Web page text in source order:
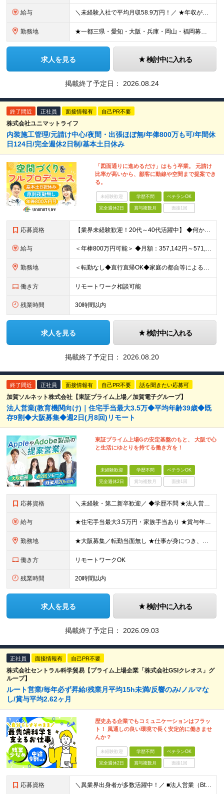
給与 ＼未経験入社で平均月収58.9万円！／ ★年収が前職の2倍以上になった人も多数 ★ほぼ全員が単月で15万円～100万円分のインセンティブを獲得！ ★入社祝い金あり 月給30万円～40万円＋インセンテ
勤務地 ★一都三県・愛知・大阪・兵庫・岡山・福岡募集 ★埼玉8月末オープン！ ★千葉・広島オープン予定 ■東京 ・渋谷区道玄坂1-12-1 ・新宿区西新宿1-20-3 ・豊島区南池袋1-16-15 ・品川区
求人を見る 検討中に入れる
掲載終了予定日： 2026.08.24
終了間近 正社員 面接情報有 自己PR不要
株式会社ユニマットライフ
内装施工管理/元請け中心/夜間・出張ほぼ無/年俸800万も可/年間休
日124日/完全週休2日制/基本土日休み
「図面通りに進めるだけ」はもう卒業。 元請け
比率が高いから、顧客に動線や空間まで提案でき
る。
未経験歓迎 学歴不問 ベテランOK
完全週休2日 賞与複数月 面接1回
応募資格 【業界未経験歓迎！20代～40代活躍中】 ◆何かしらの施工管理経験をお持ちの方（施工の規模や年数は不問） ※工務店での経験も大歓迎です！ ※学歴不問 ～このような方にオススメです～ ・ゼロベースで空
給与 ＜年棒800万円可能＞ ◆月額：357,142円～571,428円（14分割）（一律手当を含む） ◆年俸制：500万円～800万円 ※年俸額の1/14を毎月支給（残りの2/14は6・12月に賞与支給
勤務地 ＜転勤なし◆直行直帰OK◆家庭の都合等によるリモートワークも相談可＞ 【勤務先】 ※下記いずれかの配属となります ※希望する勤務地への配属いたします ■本社 東京都港区南青山2-12-14 ユニマ
働き方 リモートワーク相談可能
残業時間 30時間以内
求人を見る 検討中に入れる
掲載終了予定日： 2026.08.20
終了間近 正社員 面接情報有 自己PR不要 話を聞きたい応募可
加賀ソルネット株式会社【東証プライム上場／加賀電子グループ】
法人営業(教育機関向け)｜住宅手当最大3.5万◆平均年齢39歳◆既
存9割◆大阪募集◆週2日(月8回)リモート
東証プライム上場Gの安定基盤のもと、 大阪で心
と生活にゆとりを持てる働き方を！
未経験歓迎 学歴不問 ベテランOK
完全週休2日 賞与複数月 面接1回
応募資格 ＼未経験・第二新卒歓迎／ ◆学歴不問 ★法人営業未経験、IT業界未経験の方が多数活躍しています！ 「安定した環境で長く働きたい」 「過度なノルマから解放されたい」 「プライベートの時間も大切にしたい
給与 ★住宅手当最大3.5万円・家族手当あり ★賞与年2回（業績次第では決算賞与支給あり） 【想定年収400万円～】 ◆月給245,500円～347,200円（一律手当を含む）＋各種手当＋賞与年2回（業績
勤務地 ★大阪募集／転勤当面無し ★仕事が身につき、任せられるようになったタイミングからテレワーク業務も可能！ ★直行直帰OK・帰社義務なし 大阪営業所：大阪府大阪市中央区南船場2-2-6 加賀ビル5F
働き方 リモートワークOK
残業時間 20時間以内
求人を見る 検討中に入れる
掲載終了予定日： 2026.09.03
正社員 面接情報有 自己PR不要
株式会社セントラル科学貿易【プライム上場企業「株式会社GSIクレオス」グ
ループ】
ルート営業/毎年必ず昇給/残業月平均15h未満/反響のみ/ノルマな
し/賞与平均2.62ヶ月
歴史ある企業でもコミュニケーションはフラッ
ト！ 風通しの良い環境で長く安定的に働きませ
んか？
未経験歓迎 学歴不問 ベテランOK
完全週休2日 賞与複数月 面接1回
応募資格 ＼異業界出身者が多数活躍中！／ ■法人営業（BtoB）の経験をお持ちの方 ■普通自動車免許（AT限定可）をお持ちの方※入社までの取得可 ■理系のバックグラウンドをお持ちの方 （バイオサイエンスや自然科